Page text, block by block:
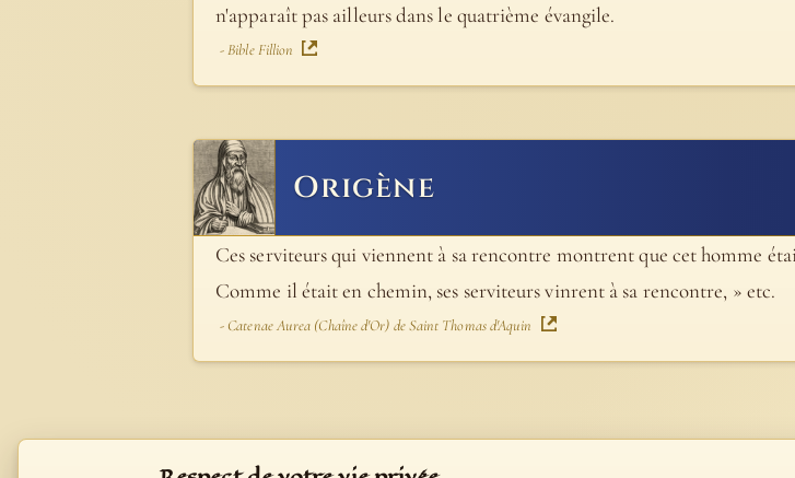
n'apparaît pas ailleurs dans le quatrième évangile.
- Bible Fillion
Origène
Ces serviteurs qui viennent à sa rencontre montrent que cet homme
Comme il était en chemin, ses serviteurs vinrent à sa rencontre, » etc.
- Catenae Aurea (Chaîne d'Or) de Saint Thomas d'Aquin